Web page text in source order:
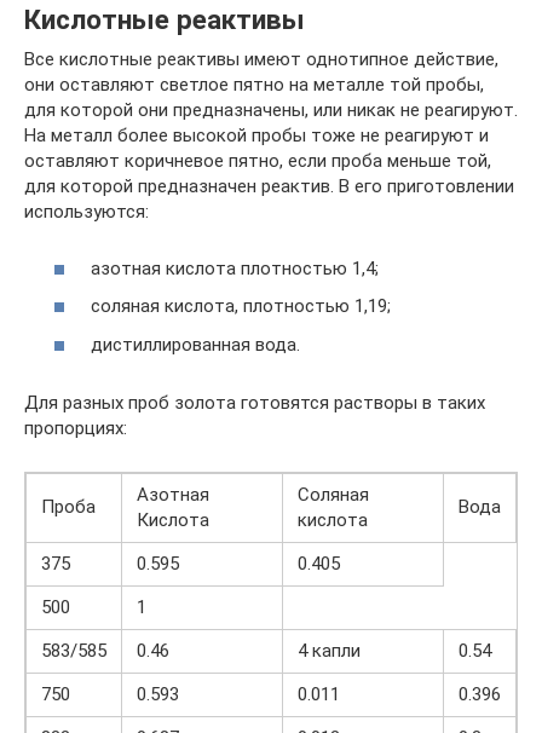
Кислотные реактивы
Все кислотные реактивы имеют однотипное действие,
они оставляют светлое пятно на металле той пробы,
для которой они предназначены, или никак не реагируют.
На металл более высокой пробы тоже не реагируют и
оставляют коричневое пятно, если проба меньше той,
для которой предназначен реактив. В его приготовлении
используются:
азотная кислота плотностью 1,4;
соляная кислота, плотностью 1,19;
дистиллированная вода.
Для разных проб золота готовятся растворы в таких
пропорциях:
Проба
Азотная
Кислота
Соляная
кислота
Вода
375 0.595
0.405
500
1
583/585
0.46 4 капли
0.54
750
0.593 0.011
0.396